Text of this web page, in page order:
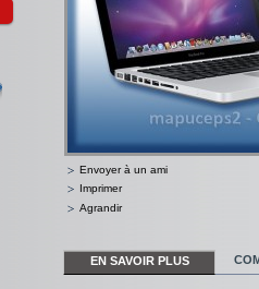
Envoyer à un ami
Imprimer
Agrandir
EN SAVOIR PLUS